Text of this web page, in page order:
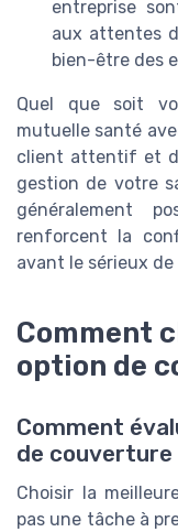
entreprise
aux attentes
bien-être des
Quel que soit
mutuelle santé
client attentif et
gestion de votre
généralement
renforcent la
avant le sérieux de
Comment
option de
Comment
de couverture
Choisir la
pas une tâche à